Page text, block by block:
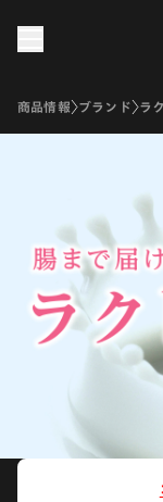
商品情報 ブランド ラ